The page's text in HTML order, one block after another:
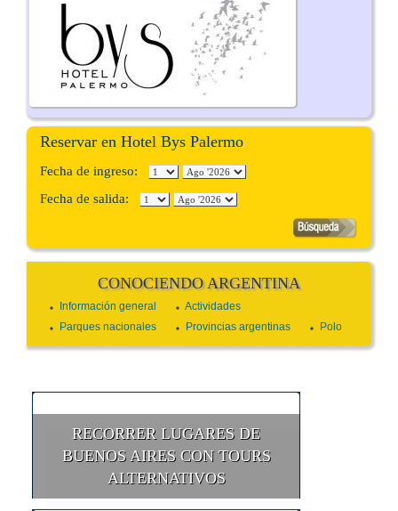
Reservar en Hotel Bys Palermo
Fecha de ingreso:
Fecha de salida:
CONOCIENDO ARGENTINA
Información general
Actividades
Parques nacionales
Provincias argentinas Polo
RECORRER LUGARES DE
BUENOS AIRES CON TOURS
ALTERNATIVOS